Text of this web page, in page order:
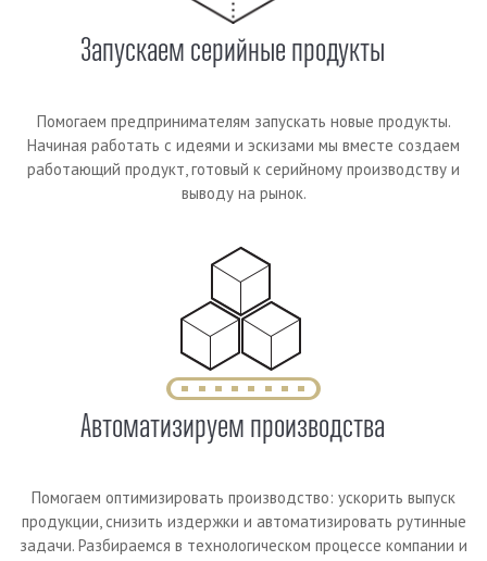
Запускаем серийные продукты
Помогаем предпринимателям запускать новые продукты.
Начиная работать с идеями и эскизами мы вместе создаем
работающий продукт, готовый к серийному производству и
выводу на рынок.
Автоматизируем производства
Помогаем оптимизировать производство: ускорить выпуск
продукции, снизить издержки и автоматизировать рутинные
задачи. Разбираемся в технологическом процессе компании и